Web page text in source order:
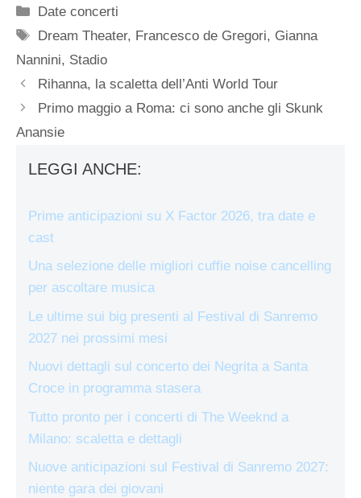
Categorie
Date concerti
Tag
Dream Theater, Francesco de Gregori, Gianna
Nannini, Stadio
Rihanna, la scaletta dell’Anti World Tour
Primo maggio a Roma: ci sono anche gli Skunk
Anansie
LEGGI ANCHE:
Prime anticipazioni su X Factor 2026, tra date e
cast
Una selezione delle migliori cuffie noise cancelling
per ascoltare musica
Le ultime sui big presenti al Festival di Sanremo
2027 nei prossimi mesi
Nuovi dettagli sul concerto dei Negrita a Santa
Croce in programma stasera
Tutto pronto per i concerti di The Weeknd a
Milano: scaletta e dettagli
Nuove anticipazioni sul Festival di Sanremo 2027:
niente gara dei giovani